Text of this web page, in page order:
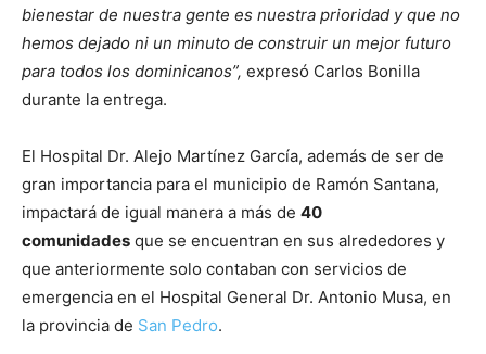
bienestar de nuestra gente es nuestra prioridad y que no
hemos dejado ni un minuto de construir un mejor futuro
para todos los dominicanos”, expresó Carlos Bonilla
durante la entrega.
El Hospital Dr. Alejo Martínez García, además de ser de
gran importancia para el municipio de Ramón Santana,
impactará de igual manera a más de 40
comunidades que se encuentran en sus alrededores y
que anteriormente solo contaban con servicios de
emergencia en el Hospital General Dr. Antonio Musa, en
la provincia de San Pedro.